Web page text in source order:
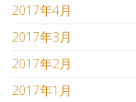
2017年4月
2017年3月
2017年2月
2017年1月